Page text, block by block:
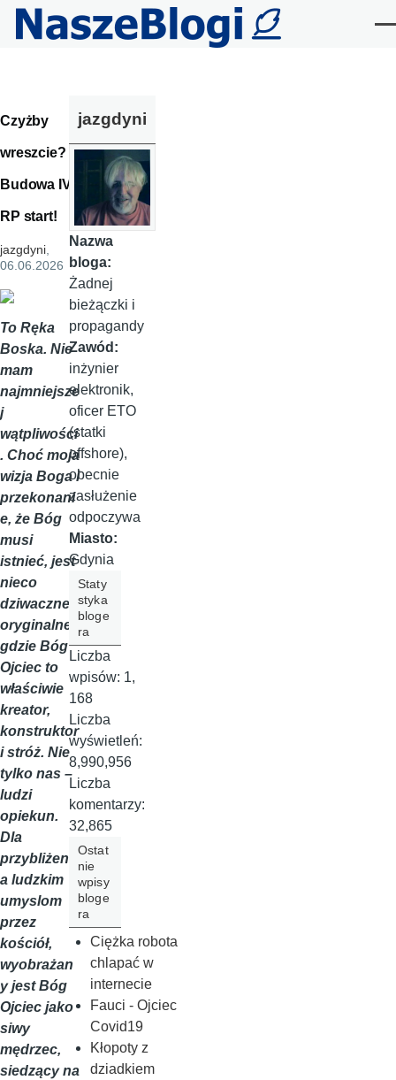
Przejdź do treści
Czyżby
wreszcie?
Budowa IV
RP start!
jazgdyni,
06.06.2026
To Ręka
Boska. Nie
mam
najmniejsze
j
wątpliwości
. Choć moja
wizja Boga i
przekonani
e, że Bóg
musi
istnieć, jest
nieco
dziwaczne i
oryginalne,
gdzie Bóg
Ojciec to
właściwie
kreator,
konstruktor
i stróż. Nie
tylko nas –
ludzi
opiekun.
Dla
przybliżeni
a ludzkim
umyslom
przez
kościół,
wyobrażan
y jest Bóg
Ojciec jako
siwy
mędrzec,
siedzący na
jazgdyni
Nazwa
bloga:
Żadnej
bieżączki i
propagandy
Zawód:
inżynier
elektronik,
oficer ETO
(statki
offshore),
obecnie
zasłużenie
odpoczywa
Miasto:
Gdynia
Staty
styka
bloge
ra
Liczba
wpisów: 1,
168
Liczba
wyświetleń:
8,990,956
Liczba
komentarzy:
32,865
Ostat
nie
wpisy
bloge
ra
Ciężka robota
chlapać w
internecie
Fauci - Ojciec
Covid19
Kłopoty z
dziadkiem